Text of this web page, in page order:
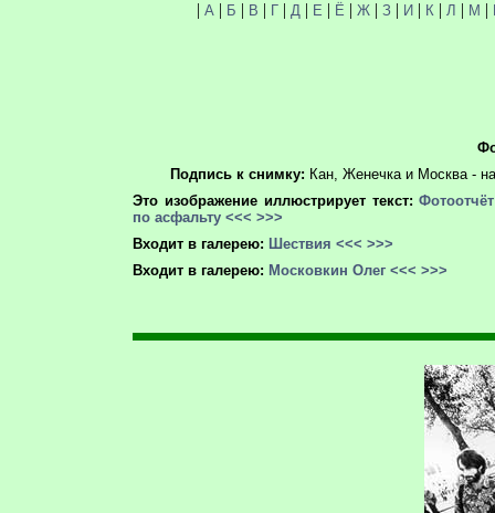
| А | Б | В | Г| Д | Е | Ё | Ж| З| И| К | Л | М |
Подпись к снимку: Кан, Женечка и Москва -
Это изображение иллюстрирует текст:
по асфальту <<< >>>
Входит в галерею: Шествия <<< >>>
Входит в галерею: Московкин Олег <<< >>>